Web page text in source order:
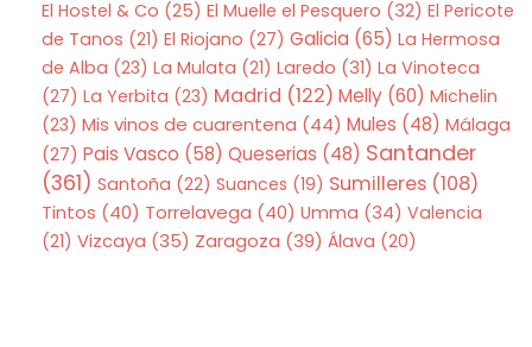
El Hostel & Co (25) El Muelle el Pesquero (32) El Pericote
de Tanos (21) El Riojano (27) Galicia (65) La Hermosa
de Alba (23) La Mulata (21) Laredo (31) La Vinoteca
(27) La Yerbita (23) Madrid (122) Melly(60) Michelin
(23) Mis vinos de cuarentena (44) Mules (48) Málaga
(27) Pais Vasco (58) Queserias (48) Santander
(361) Santoña (22) Suances (19) Sumilleres(108)
Tintos (40) Torrelavega (40) Umma (34) Valencia
(21) Vizcaya (35) Zaragoza (39) Álava (20)